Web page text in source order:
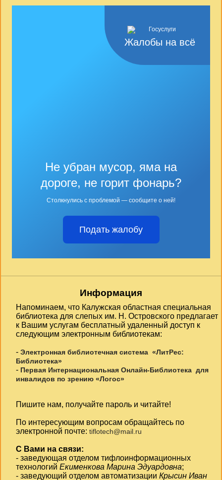
Жалобы на всё
Не убран мусор, яма на
дороге, не горит фонарь?
Столкнулись с проблемой — сообщите о ней!
Подать жалобу
Информация
Напоминаем, что Калужская областная специальная
библиотека для слепых им. Н. Островского предлагает
к Вашим услугам бесплатный удаленный доступ к
следующим электронным библиотекам:
- Электронная библиотечная система «ЛитРес:
Библиотека»
- Первая Интернациональная Онлайн-Библиотека для
инвалидов по зрению «Логос»
Пишите нам, получайте пароль и читайте!
По интересующим вопросам обращайтесь по
электронной почте: tiflotech@mail.ru
С Вами на связи:
- заведующая отделом тифлоинформационных
технологий Екименкова Марина Эдуардовна;
- заведующий отделом автоматизации Крысин Иван